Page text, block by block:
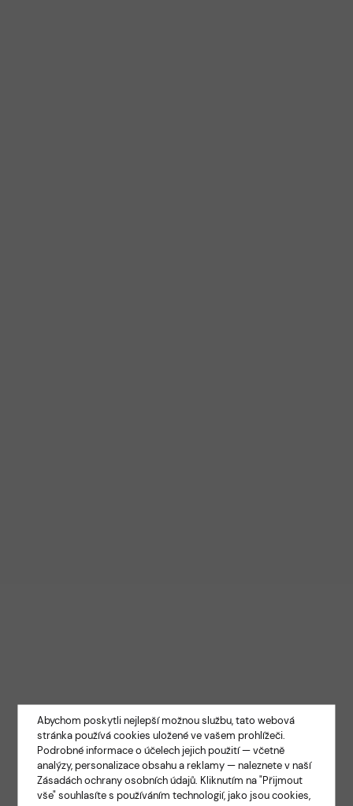
Abychom poskytli nejlepší možnou službu, tato webová
stránka používá cookies uložené ve vašem prohlížeči.
Podrobné informace o účelech jejich použití — včetně
analýzy, personalizace obsahu a reklamy — naleznete v naší
Zásadách ochrany osobních údajů. Kliknutím na "Přijmout
vše" souhlasíte s používáním technologií, jako jsou cookies,